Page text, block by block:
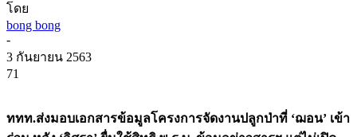
โดย
bong bong
-
3 กันยายน 2563
71
ททท.ส่งมอบเอกสารข้อมูลโครงการจัดงานปลูกป่าที่ ‘ฌอน’ เข้า